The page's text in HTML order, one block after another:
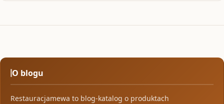
O blogu
Restauracjamewa to blog-katalog o produktach